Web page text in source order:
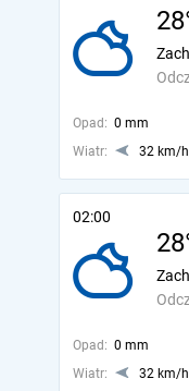
Opad: 0 mm
Wiatr:
32 km/h
02:00
Opad: 0 mm
Wiatr:
32 km/h